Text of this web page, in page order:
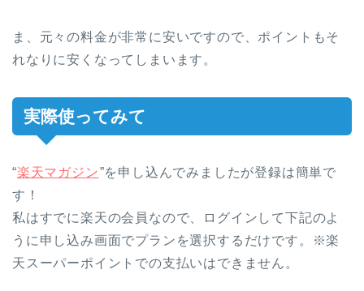
ま、元々の料金が非常に安いですので、ポイントもそ
れなりに安くなってしまいます。
実際使ってみて
“楽天マガジン”を申し込んでみましたが登録は簡単で
す！
私はすでに楽天の会員なので、ログインして下記のよ
うに申し込み画面でプランを選択するだけです。※楽
天スーパーポイントでの支払いはできません。